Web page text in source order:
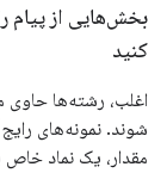
بخش‌هایی از پیام
کنید
اغلب، رشته‌ها حاوی
شوند. نمونه‌های
مقدار، یک نماد خاص